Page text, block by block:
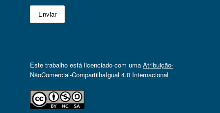
Este trabalho está licenciado com uma Atribuição-
NãoComercial-CompartilhaIgual 4.0 Internacional